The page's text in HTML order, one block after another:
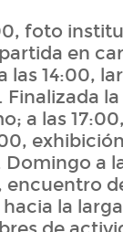
foto
en
14:00,
a las
a
la